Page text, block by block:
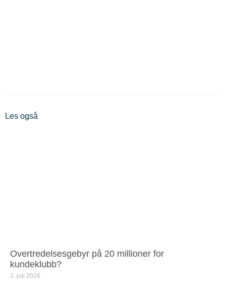
Les også
Overtredelsesgebyr på 20 millioner for
kundeklubb?
2. juli 2026